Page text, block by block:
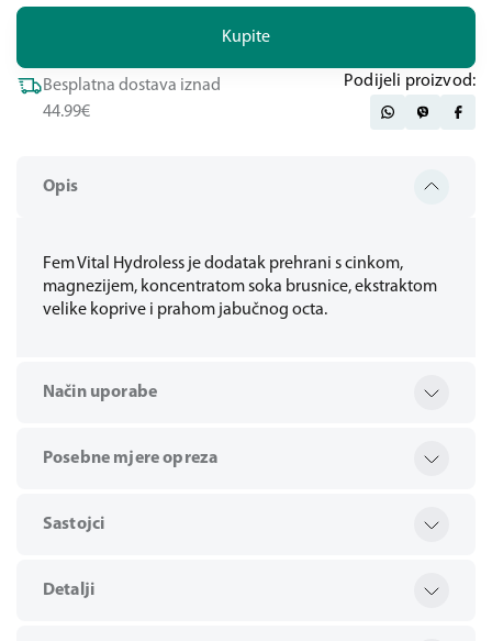
Opis
Fem Vital Hydroless je dodatak prehrani s cinkom,
magnezijem, koncentratom soka brusnice, ekstraktom
velike koprive i prahom jabučnog octa.
Način uporabe
Posebne mjere opreza
Sastojci
Detalji
Kupite
Besplatna dostava iznad
44.99€
Podijeli proizvod: